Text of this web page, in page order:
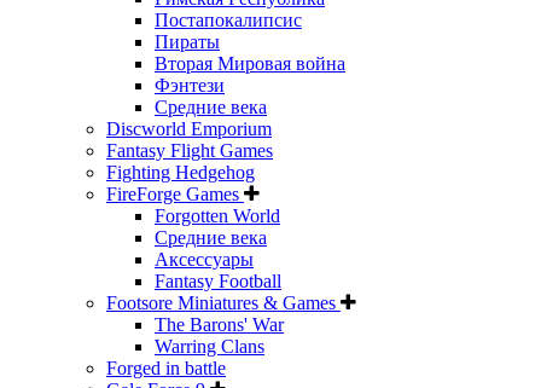
Постапокалипсис
Пираты
Вторая Мировая война
Фэнтези
Средние века
Discworld Emporium
Fantasy Flight Games
Fighting Hedgehog
FireForge Games
Forgotten World
Средние века
Аксессуары
Fantasy Football
Footsore Miniatures & Games
The Barons' War
Warring Clans
Forged in battle